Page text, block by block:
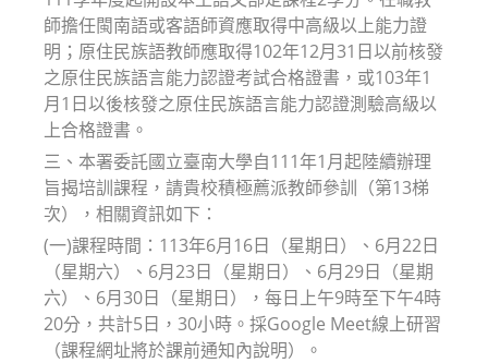
師擔任閩南語或客語師資應取得中高級以上能力證
明；原住民族語教師應取得102年12月31日以前核發
之原住民族語言能力認證考試合格證書，或103年1
月1日以後核發之原住民族語言能力認證測驗高級以
上合格證書。
三、本署委託國立臺南大學自111年1月起陸續辦理
旨揭培訓課程，請貴校積極薦派教師參訓（第13梯
次），相關資訊如下：
(一)課程時間：113年6月16日（星期日）、6月22日
（星期六）、6月23日（星期日）、6月29日（星期
六）、6月30日（星期日），每日上午9時至下午4時
20分，共計5日，30小時。採Google Meet線上研習
（課程網址將於課前通知內說明）。